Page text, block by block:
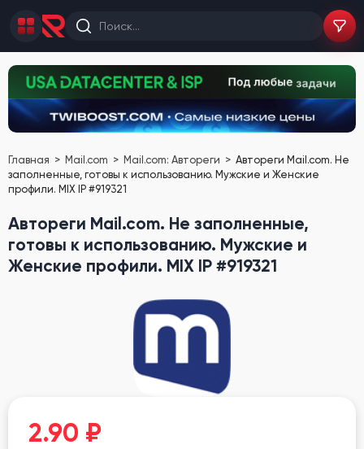
Главная Mail.com Mail.com: Автореги
Автореги Mail.com. Не
заполненные, готовы к использованию. Мужские и Женские
профили. MIX IP #919321
Автореги Mail.com. Не заполненные,
готовы к использованию. Мужские и
Женские профили. MIX IP #919321
2.90 ₽